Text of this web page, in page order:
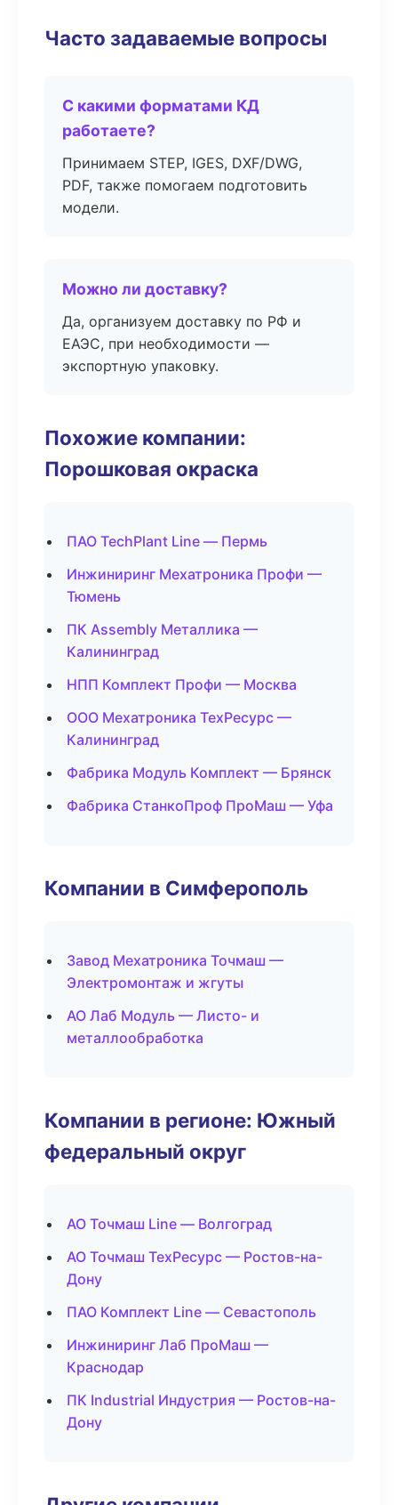
Часто задаваемые вопросы
С какими форматами КД
работаете?
Принимаем STEP, IGES, DXF/DWG,
PDF, также помогаем подготовить
модели.
Можно ли доставку?
Да, организуем доставку по РФ и
ЕАЭС, при необходимости —
экспортную упаковку.
Похожие компании:
Порошковая окраска
ПАО TechPlant Line — Пермь
Инжиниринг Мехатроника Профи —
Тюмень
ПК Assembly Металлика —
Калининград
НПП Комплект Профи — Москва
ООО Мехатроника ТехРесурс —
Калининград
Фабрика Модуль Комплект — Брянск
Фабрика СтанкоПроф ПроМаш — Уфа
Компании в Симферополь
Завод Мехатроника Точмаш —
Электромонтаж и жгуты
АО Лаб Модуль — Листо- и
металлообработка
Компании в регионе: Южный
федеральный округ
АО Точмаш Line — Волгоград
АО Точмаш ТехРесурс — Ростов-на-
Дону
ПАО Комплект Line — Севастополь
Инжиниринг Лаб ПроМаш —
Краснодар
ПК Industrial Индустрия — Ростов-на-
Дону